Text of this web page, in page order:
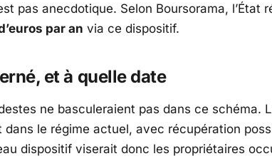
pas anecdotique. Selon Boursorama, l’État
par an via ce dispositif.
et à quelle date
ne basculeraient pas dans ce schéma.
dans le régime actuel, avec récupération
dispositif viserait donc les propriétaires